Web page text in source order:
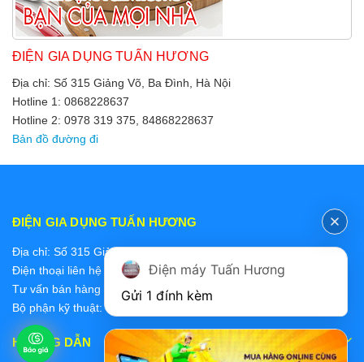
ĐIỆN GIA DỤNG TUẤN HƯƠNG
Địa chỉ: Số 315 Giảng Võ, Ba Đình, Hà Nội
Hotline 1: 0868228637
Hotline 2: 0978 319 375, 84868228637
Bản đồ đường đi
ĐIỆN GIA DỤNG TUẤN HƯƠNG
Địa chỉ: Số 315 Giảng Võ, Ba Đình, Hà Nội
Điện thoại liên hệ các bộ phận:
Tư vấn bán hàng 2: 0868228637
Bộ phận kỹ thuật: 0978 319 375
HƯỚNG DẪN
Điện máy Tuấn Hương
Gửi 1 đính kèm